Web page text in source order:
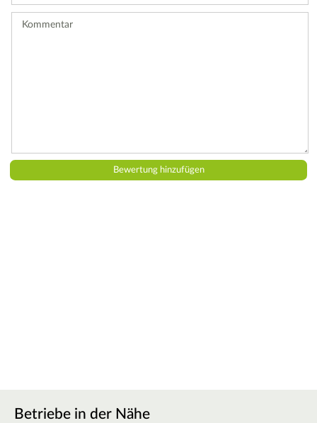
Betriebe in der Nähe